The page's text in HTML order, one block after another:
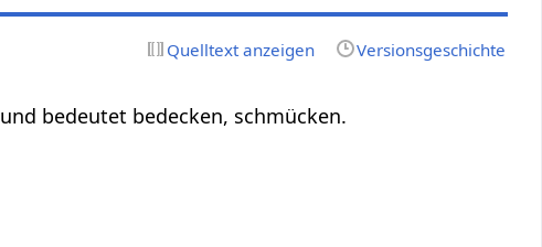
Quelltext anzeigen Versionsgeschichte
und bedeutet bedecken, schmücken.